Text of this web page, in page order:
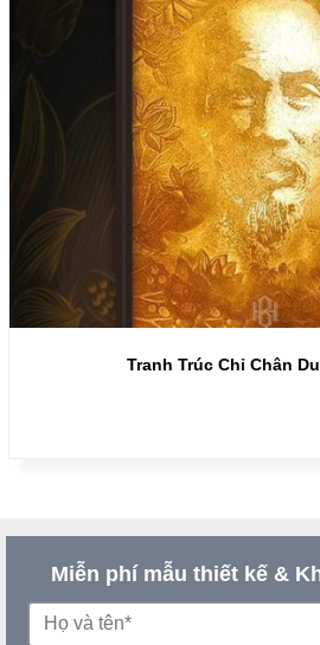
Tranh Trúc Chỉ Chân
Miễn phí mẫu thiết kế &